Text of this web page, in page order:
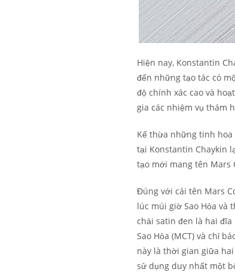
Hiện nay, Konstantin
đến những tạo tác có
độ chính xác cao và
gia các nhiệm vụ thám
Kế thừa những tinh
tại Konstantin Chaykin
tạo mới mang tên Mars
Đúng với cái tên Mars
lúc múi giờ Sao Hỏa
chải satin đen là hai
Sao Hỏa (MCT) và chỉ
này là thời gian giữa
sử dụng duy nhất một